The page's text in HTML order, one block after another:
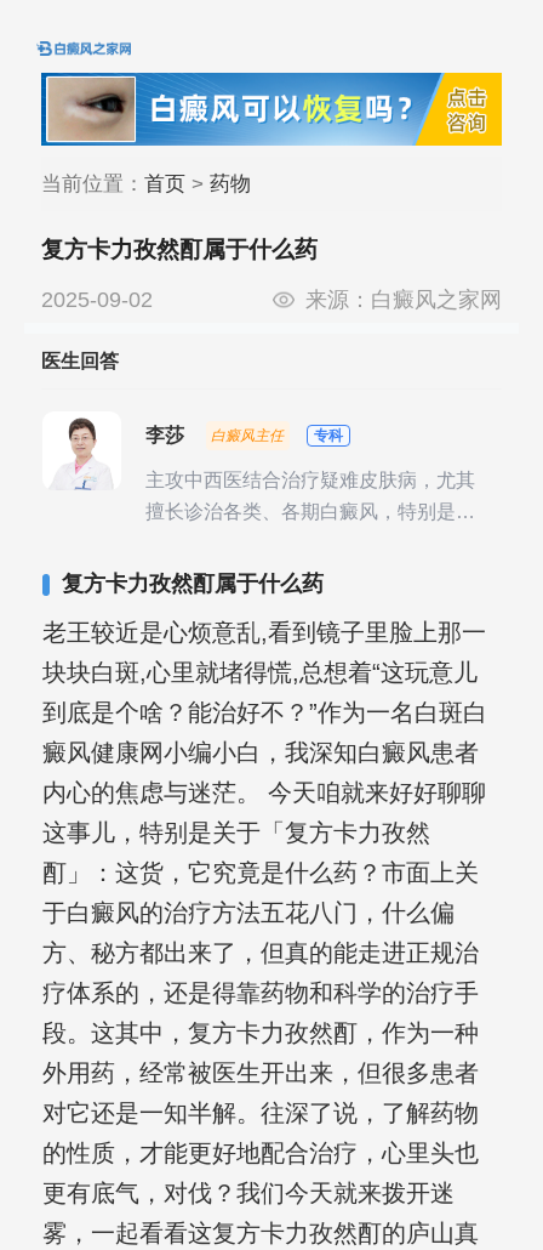
当前位置： 首页> 药物
复方卡力孜然酊属于什么药
2025-09-02 来源： 白癜风之家网
医生回答
李莎 白癜风主任 专科
主攻中西医结合治疗疑难皮肤病，尤其
擅长诊治各类、各期白癜风，特别是对
复发期;临床运用中医的辨证施治，理法
复方卡力孜然酊属于什么药
老王较近是心烦意乱,看到镜子里脸上那一
块块白斑,心里就堵得慌,总想着“这玩意儿
到底是个啥？能治好不？”作为一名白斑白
癜风健康网小编小白，我深知白癜风患者
内心的焦虑与迷茫。 今天咱就来好好聊聊
这事儿，特别是关于「复方卡力孜然
酊」：这货，它究竟是什么药？市面上关
于白癜风的治疗方法五花八门，什么偏
方、秘方都出来了，但真的能走进正规治
疗体系的，还是得靠药物和科学的治疗手
段。这其中，复方卡力孜然酊，作为一种
外用药，经常被医生开出来，但很多患者
对它还是一知半解。往深了说，了解药物
的性质，才能更好地配合治疗，心里头也
更有底气，对伐？我们今天就来拨开迷
雾，一起看看这复方卡力孜然酊的庐山真